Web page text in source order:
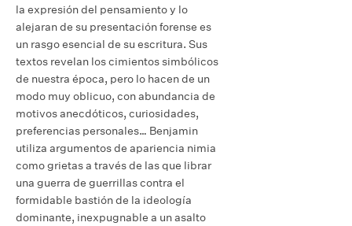
la expresión del pensamiento y lo
alejaran de su presentación forense es
un rasgo esencial de su escritura. Sus
textos revelan los cimientos simbólicos
de nuestra época, pero lo hacen de un
modo muy oblicuo, con abundancia de
motivos anecdóticos, curiosidades,
preferencias personales… Benjamin
utiliza argumentos de apariencia nimia
como grietas a través de las que librar
una guerra de guerrillas contra el
formidable bastión de la ideología
dominante, inexpugnable a un asalto